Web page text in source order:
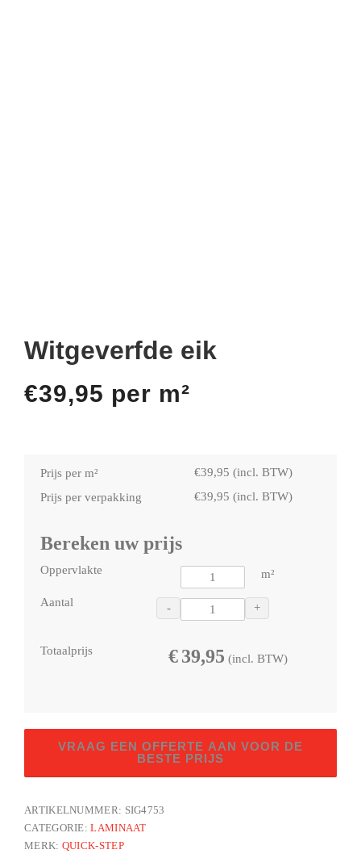
Witgeverfde eik
€39,95 per m²
Prijs per m² €39,95 (incl. BTW)
Prijs per verpakking
€39,95 (incl. BTW)
Bereken uw prijs
Oppervlakte m²
Aantal - +
Totaalprijs €39,95 (incl. BTW)
aantal
VRAAG EEN OFFERTE AAN VOOR DE
BESTE PRIJS
ARTIKELNUMMER: SIG4753
CATEGORIE:LAMINAAT
MERK: QUICK-STEP